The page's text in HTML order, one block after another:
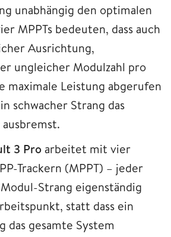
unabhängig den optimalen
MPPTs bedeuten, dass auch
Ausrichtung,
ungleicher Modulzahl pro
maximale Leistung abgerufen
schwacher Strang das
3 Pro arbeitet mit vier
Trackern (MPPT) – jeder
Strang eigenständig
statt dass ein
das gesamte System